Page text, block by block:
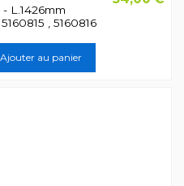
L.1426mm
, 5160816
Ajouter au panier